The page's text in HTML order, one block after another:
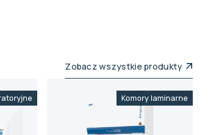
Zobacz wszystkie produkty
Komory laminarne